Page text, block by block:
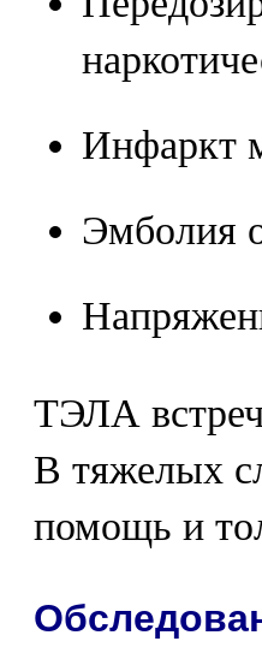
Инфаркт
Эмболия
ТЭЛА
В тяжелых
помощь и